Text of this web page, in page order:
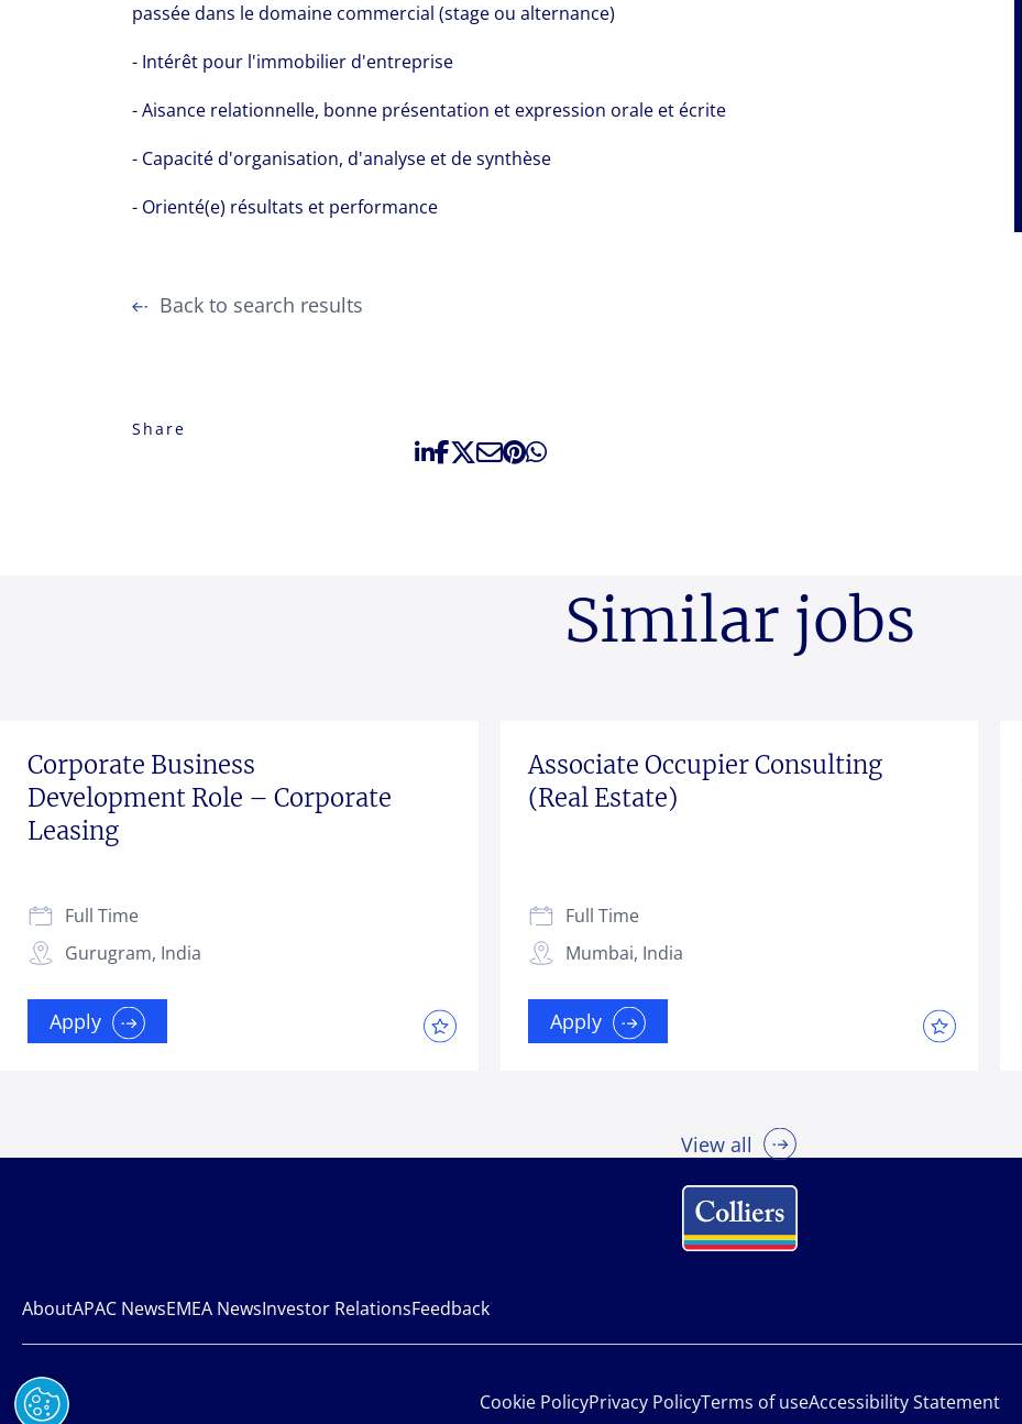
passée dans le domaine commercial (stage ou alternance)
- Intérêt pour l'immobilier d'entreprise
- Aisance relationnelle, bonne présentation et expression orale et écrite
- Capacité d'organisation, d'analyse et de synthèse
- Orienté(e) résultats et performance
Back to search results
Share
Similar jobs
Corporate Business
Development Role – Corporate
Leasing
Gurugram, India
Full Time
Apply
Associate Occupier Consulting
(Real Estate)
Mumbai, India
Full Time
Apply
View all
AboutAPAC NewsEMEA NewsInvestor RelationsFeedback
Cookie PolicyPrivacy PolicyTerms of useAccessibility Statement